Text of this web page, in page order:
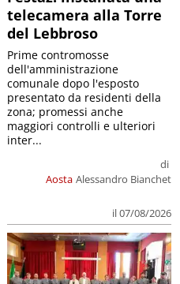
telecamera alla Torre
del Lebbroso
Aosta
di
Alessandro Bianchet
il 07/08/2026
Prime contromosse
dell'amministrazione
comunale dopo l'esposto
presentato da residenti della
zona; promessi anche
maggiori controlli e ulteriori
inter...